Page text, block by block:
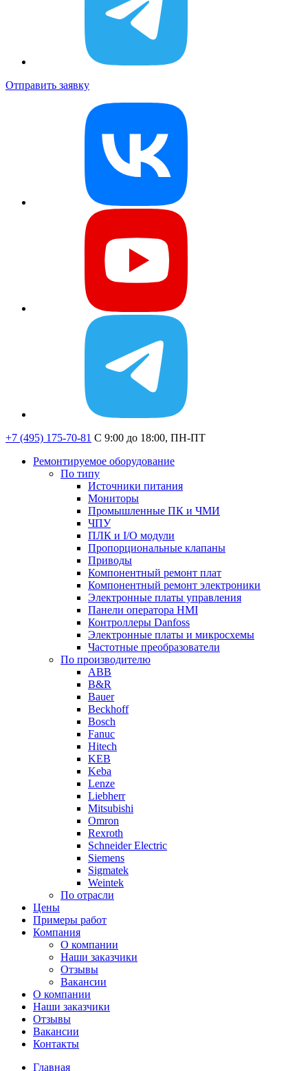
Отправить заявку
+7 (495) 175-70-81 C 9:00 до 18:00, ПН-ПТ
Ремонтируемое оборудование
По типу
Источники питания
Мониторы
Промышленные ПК и ЧМИ
ЧПУ
ПЛК и I/O модули
Пропорциональные клапаны
Приводы
Компонентный ремонт плат
Компонентный ремонт электроники
Электронные платы управления
Панели оператора HMI
Контроллеры Danfoss
Электронные платы и микросхемы
Частотные преобразователи
По производителю
ABB
B&R
Bauer
Beckhoff
Bosch
Fanuc
Hitech
KEB
Keba
Lenze
Liebherr
Mitsubishi
Omron
Rexroth
Schneider Electric
Siemens
Sigmatek
Weintek
По отрасли
Цены
Примеры работ
Компания
О компании
Наши заказчики
Отзывы
Вакансии
О компании
Наши заказчики
Отзывы
Вакансии
Контакты
Главная